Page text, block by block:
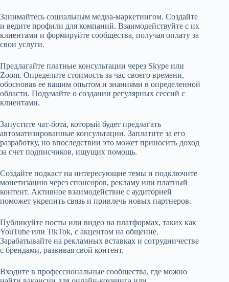
Занимайтесь социальным медиа-маркетингом. Создайте
и ведите профили для компаний. Взаимодействуйте с их
клиентами и формируйте сообщества, получая оплату за
свои услуги.
Предлагайте платные консультации через Skype или
Zoom. Определите стоимость за час своего времени,
обосновав ее вашим опытом и знаниями в определенной
области. Подумайте о создании регулярных сессий с
клиентами.
Запустите чат-бота, который будет предлагать
автоматизированные консультации. Заплатите за его
разработку, но впоследствии это может приносить доход
за счет подписчиков, ищущих помощь.
Создайте подкаст на интересующие темы и подключите
монетизацию через спонсоров, рекламу или платный
контент. Активное взаимодействие с аудиторией
поможет укрепить связь и привлечь новых партнеров.
Публикуйте посты или видео на платформах, таких как
YouTube или TikTok, с акцентом на общение.
Зарабатывайте на рекламных вставках и сотрудничестве
с брендами, развивая свой контент.
Входите в профессиональные сообщества, где можно